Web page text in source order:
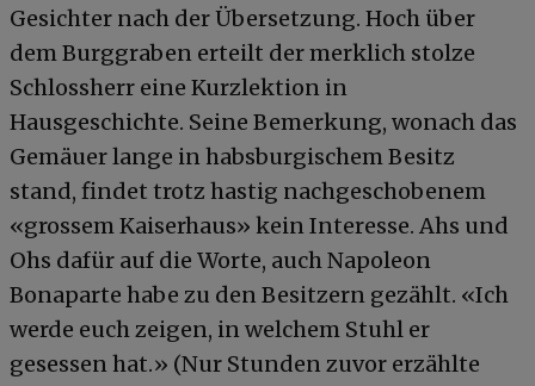
Gesichter nach der Übersetzung. Hoch über
dem Burggraben erteilt der merklich stolze
Schlossherr eine Kurzlektion in
Hausgeschichte. Seine Bemerkung, wonach das
Gemäuer lange in habsburgischem Besitz
stand, findet trotz hastig nachgeschobenem
«grossem Kaiserhaus» kein Interesse. Ahs und
Ohs dafür auf die Worte, auch Napoleon
Bonaparte habe zu den Besitzern gezählt. «Ich
werde euch zeigen, in welchem Stuhl er
gesessen hat.» (Nur Stunden zuvor erzählte